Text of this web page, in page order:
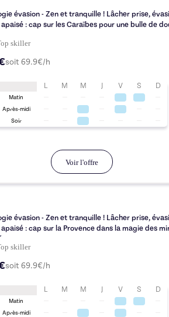
évasion - Zen et tranquille ! Lâcher prise,
: cap sur les Caraïbes pour une bulle de
skiller
soit 69.9€/h
L M M J V S D
Matin
Après-midi
Soir
Voir l'offre
évasion - Zen et tranquille ! Lâcher prise,
: cap sur la Provence dans la magie des
skiller
soit 69.9€/h
L M M J V S D
Matin
Après-midi